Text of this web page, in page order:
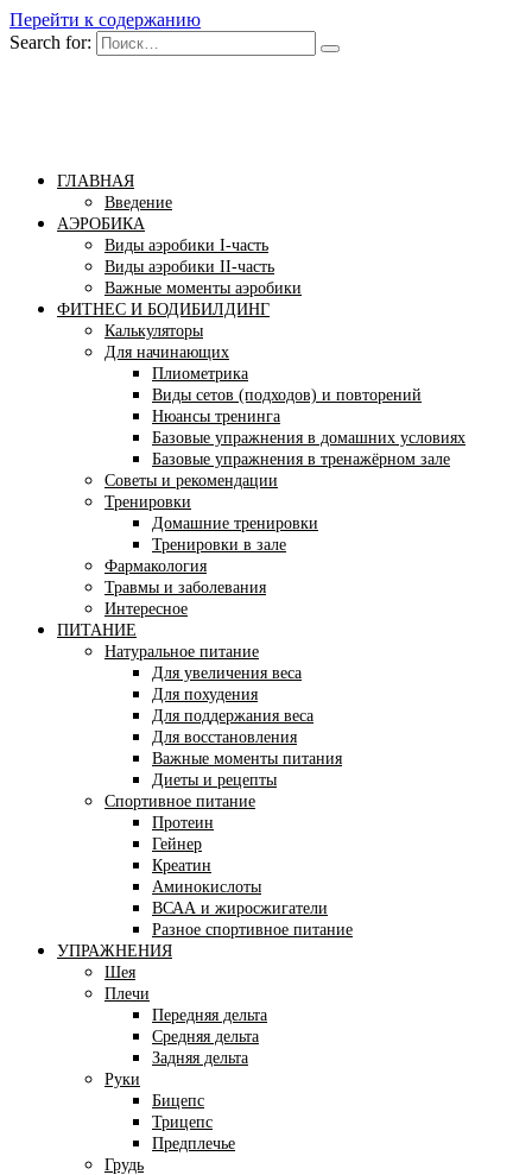
Перейти к содержанию
Search for:
ГЛАВНАЯ
Введение
АЭРОБИКА
Виды аэробики І-часть
Виды аэробики ІІ-часть
Важные моменты аэробики
ФИТНЕС И БОДИБИЛДИНГ
Калькуляторы
Для начинающих
Плиометрика
Виды сетов (подходов) и повторений
Нюансы тренинга
Базовые упражнения в домашних условиях
Базовые упражнения в тренажёрном зале
Советы и рекомендации
Тренировки
Домашние тренировки
Тренировки в зале
Фармакология
Травмы и заболевания
Интересное
ПИТАНИЕ
Натуральное питание
Для увеличения веса
Для похудения
Для поддержания веса
Для восстановления
Важные моменты питания
Диеты и рецепты
Спортивное питание
Протеин
Гейнер
Креатин
Аминокислоты
ВСАА и жиросжигатели
Разное спортивное питание
УПРАЖНЕНИЯ
Шея
Плечи
Передняя дельта
Средняя дельта
Задняя дельта
Руки
Бицепс
Трицепс
Предплечье
Грудь